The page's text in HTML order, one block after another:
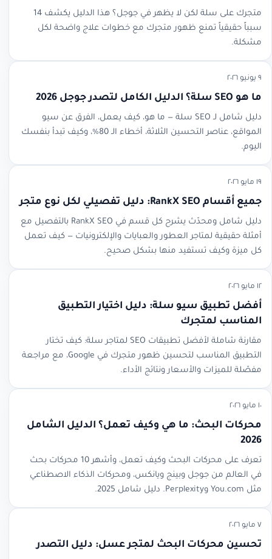
متجرك على سلة لكن لا يظهر في جوجل؟ هذا الدليل يكشف 14
سبباً حقيقياً تمنع ظهور متجرك مع خطوات علاج واضحة لكل
مشكلة.
٩ يونيو ٢٠٢٦
ما هو SEO سلة؟ الدليل الكامل لتصدر جوجل 2026
دليل شامل لـ SEO سلة — ما هو، كيف يعمل، الفرق عن سيو
المواقع، عناصر التحسين الثلاثة، أخطاء الـ 80%، وكيف تبدأ بنفسك
اليوم.
١٩ مايو ٢٠٢٦
جميع أقسام RankX SEO: دليل تفصيلي لكل نوع متجر
دليل شامل ومحدّث يشرح كل قسم في RankX SEO بالتفصيل مع
أمثلة حقيقية لمتاجر العطور والعبايات والإلكترونيات — كيف تعمل
كل ميزة وكيف تستفيد منها بشكل صحيح.
١٢ مايو ٢٠٢٦
أفضل تطبيق سيو سلة: دليل اختيار التطبيق
المناسب لمتجرك
مقارنة شاملة لأفضل تطبيقات SEO لمتاجر سلة: كيف تختار
التطبيق المناسب لتحسين ظهور متجرك في Google، مع مراجعة
مفصّلة للميزات والأسعار ونتائج الأداء.
١٠ مايو ٢٠٢٦
محركات البحث: ما هي وكيف تعمل؟ الدليل الشامل
2026
تعرف على محركات البحث وكيف تعمل، وأشهر 10 محركات بحث
في العالم من جوجل وبينج ويانكس، ومحركات الذكاء الاصطناعي
مثل You.com وPerplexity. دليل شامل 2025.
٧ مايو ٢٠٢٦
تحسين محركات البحث لمتجر عسل: دليل التصدر